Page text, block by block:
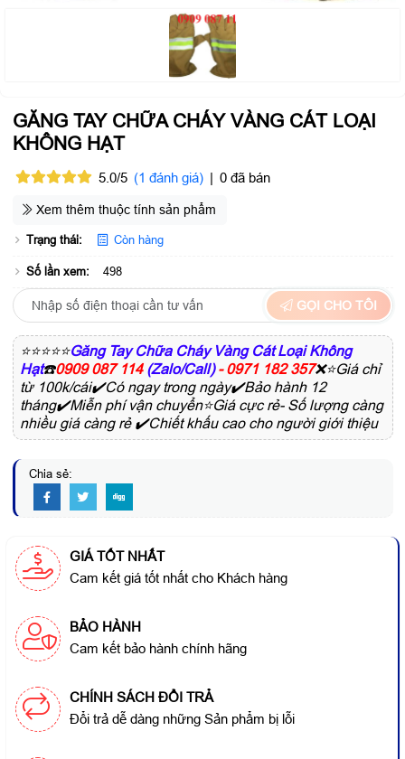
GĂNG TAY CHỮA CHÁY VÀNG CÁT LOẠI
KHÔNG HẠT
5.0/5 (1 đánh giá) | 0 đã bán
Xem thêm thuộc tính sản phẩm
Trạng thái: Còn hàng
Số lần xem: 498
GỌI CHO TÔI
⭐⭐⭐⭐⭐Găng Tay Chữa Cháy Vàng Cát Loại Không
Hạt☎️0909 087 114 (Zalo/Call) - 0971 182 357❌⭐Giá chỉ
từ 100k/cái✔️Có ngay trong ngày✔️Bảo hành 12
tháng✔️Miễn phí vận chuyển⭐Giá cực rẻ- Số lượng càng
nhiều giá càng rẻ ✔️Chiết khấu cao cho người giới thiệu
Chia sẻ:
GIÁ TỐT NHẤT
Cam kết giá tốt nhất cho Khách hàng
BẢO HÀNH
Cam kết bảo hành chính hãng
CHÍNH SÁCH ĐỔI TRẢ
Đổi trả dễ dàng những Sản phẩm bị lỗi